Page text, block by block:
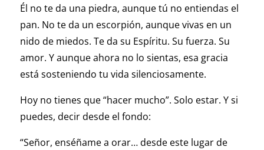
Él no te da una piedra, aunque tú no entiendas el
pan. No te da un escorpión, aunque vivas en un
nido de miedos. Te da su Espíritu. Su fuerza. Su
amor. Y aunque ahora no lo sientas, esa gracia
está sosteniendo tu vida silenciosamente.
Hoy no tienes que “hacer mucho”. Solo estar. Y si
puedes, decir desde el fondo:
“Señor, enséñame a orar… desde este lugar de